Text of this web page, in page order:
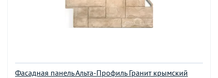
Фасадная панель Альта-Профиль Гранит крымский